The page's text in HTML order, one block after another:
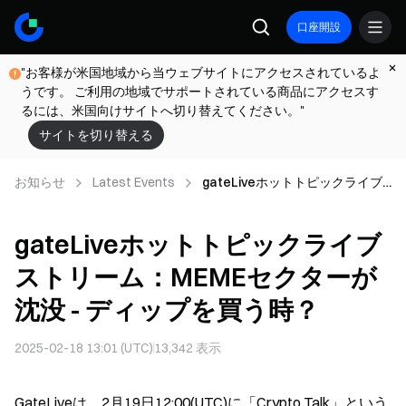
口座開設
"お客様が米国地域から当ウェブサイトにアクセスされているよ
うです。 ご利用の地域でサポートされている商品にアクセスす
るには、米国向けサイトへ切り替えてください。"
サイトを切り替える
お知らせ Latest Events
gateLiveホットトピックライブ
gateLiveホットトピックライブ
ストリーム：MEMEセクターが
沈没 - ディップを買う時？
2025-02-18 13:01 (UTC) 13,342 表示
GateLiveは、2月19日12:00(UTC)に「Crypto Talk」という